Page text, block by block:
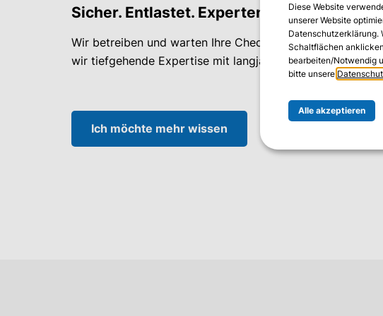
Sicher. Entlastet. Expertengeführt.
Wir betreiben und warten Ihre Check Point Firewall-
wir tiefgehende Expertise mit langjähriger Erfahrung –
Ich möchte mehr wissen
Diese Website
unserer Website
Datenschutzerklärung.
Schaltflächen
bearbeiten/Notwendig
bitte unsere
Alle akzeptieren